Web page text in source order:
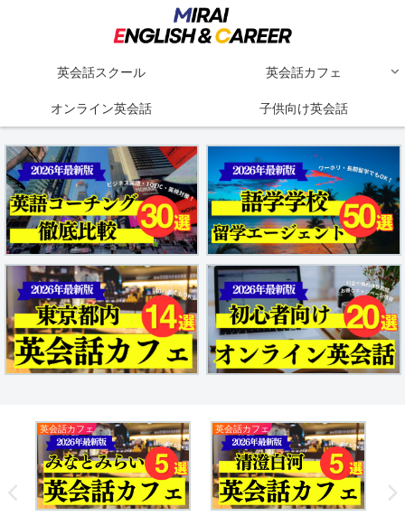
英会話スクール 英会話カフェ
オンライン英会話 子供向け英会話
DMM英会話 英会話カフェ